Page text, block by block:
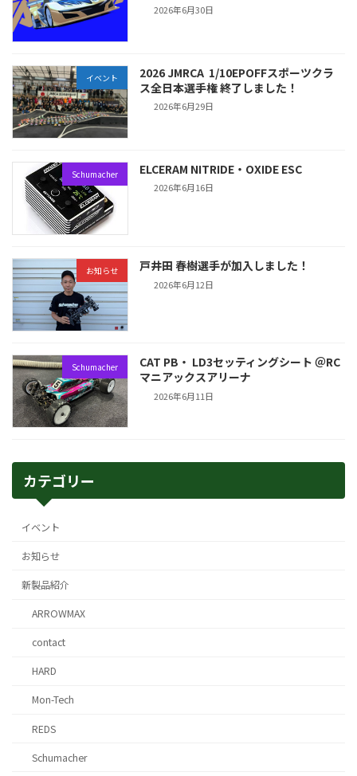
2026年6月30日
イベント
2026 JMRCA 1/10EPOFFスポーツクラ
ス全日本選手権 終了しました！
2026年6月29日
Schumacher ELCERAM NITRIDE・OXIDE ESC
2026年6月16日
お知らせ 戸井田 春樹選手が加入しました！
2026年6月12日
Schumacher
CAT PB・ LD3セッティングシート ＠RC
マニアックスアリーナ
2026年6月11日
カテゴリー
イベント
お知らせ
新製品紹介
ARROWMAX
contact
HARD
Mon-Tech
REDS
Schumacher